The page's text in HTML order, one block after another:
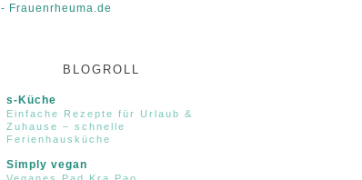
- Frauenrheuma.de
BLOGROLL
s-Küche
Einfache Rezepte für Urlaub &
Zuhause – schnelle
Ferienhausküche
Simply vegan